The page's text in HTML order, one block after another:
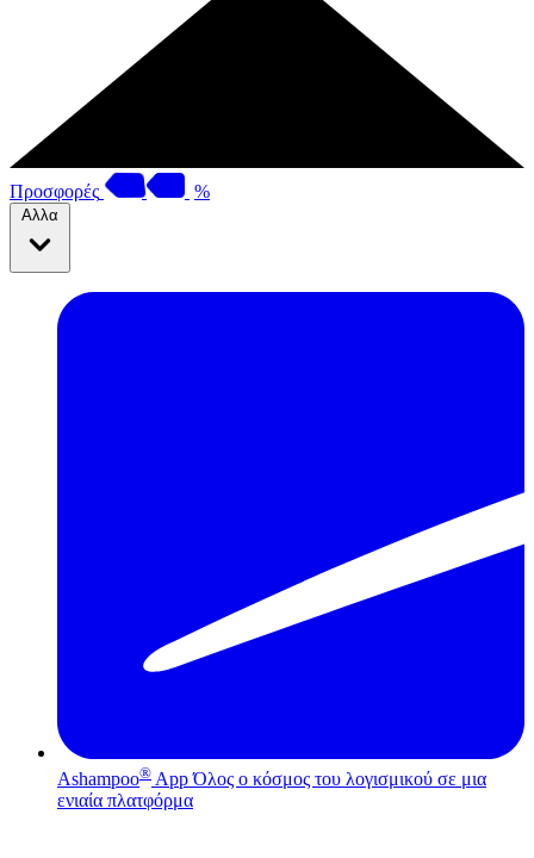
Προσφορές %
Αλλα
Ashampoo® App Όλος ο κόσμος του λογισμικού σε μια
ενιαία πλατφόρμα